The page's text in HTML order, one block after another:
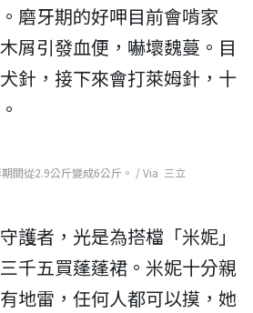
磨牙期的好呷目前會啃家
屑引發血便，嚇壞魏蔓。目
針，接下來會打萊姆針，十
間從2.9公斤變成6公斤。 / Via 三立
護者，光是為搭檔「米妮」
千五買蓬蓬裙。米妮十分親
地雷，任何人都可以摸，她